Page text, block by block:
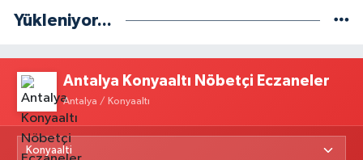
Yükleniyor...
Antalya Konyaaltı Nöbetçi Eczaneler
Antalya / Konyaaltı